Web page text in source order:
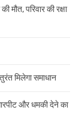
परिवार की रक्षा
मिलेगा समाधान
और धमकी देने का